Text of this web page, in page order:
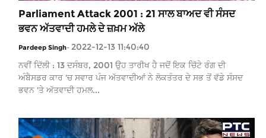
Parliament Attack 2001 : 21 ਸਾਲ ਬਾਅਦ ਵੀ ਸੰਸਦ
ਭਵਨ ਅੱਤਵਾਦੀ ਹਮਲੇ ਦੇ ਜ਼ਖ਼ਮ ਅੱਲੇ
Pardeep Singh- 2022-12-13 11:40:40
ਨਵੀਂ ਦਿੱਲੀ : 13 ਦਸੰਬਰ, 2001 ਉਹ ਤਾਰੀਖ ਹੈ ਜਦੋਂ ਇਕ ਚਿੱਟੇ ਰੰਗ ਦੀ
ਅੰਬੈਸਡਰ ਕਾਰ 'ਚ ਸਵਾਰ ਪੰਜ ਅੱਤਵਾਦੀਆਂ ਨੇ ਲੋਕਤੰਤਰ ਦੇ ਸਭ ਤੋਂ ਵੱਡੇ ਸੰਸਦ
ਭਵਨ 'ਤੇ ਅੱਤਵਾਦੀ ਹਮਲ...